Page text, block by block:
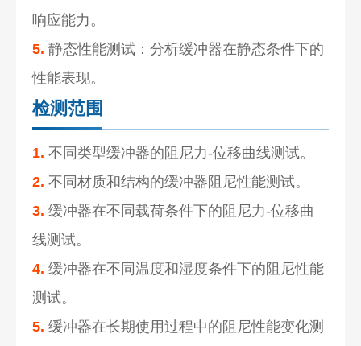
响应能力。
5. 静态性能测试：分析缓冲器在静态条件下的
性能表现。
检测范围
1. 不同类型缓冲器的阻尼力-位移曲线测试。
2. 不同材质和结构的缓冲器阻尼性能测试。
3. 缓冲器在不同载荷条件下的阻尼力-位移曲
线测试。
4. 缓冲器在不同温度和湿度条件下的阻尼性能
测试。
5. 缓冲器在长期使用过程中的阻尼性能变化测